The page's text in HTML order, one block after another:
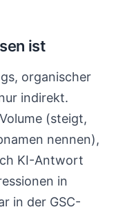
ist
organischer
indirekt.
(steigt,
nennen),
KI-Antwort
in
in der GSC-